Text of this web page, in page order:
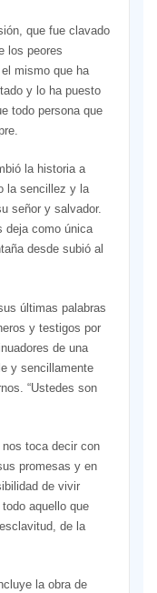
que fue clavado
los peores
mismo que ha
y lo ha puesto
todo persona que
la historia a
la sencillez y la
señor y salvador.
deja como única
desde subió al
últimas palabras
y testigos por
de una
y sencillamente
“Ustedes son
toca decir con
promesas y en
de vivir
aquello que
de la
la obra de